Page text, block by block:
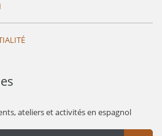
ateliers et activités en espagnol